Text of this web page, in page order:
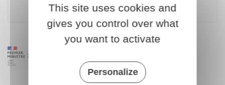
Ministère chargé des finances
This site uses cookies and
gives you control over what
you want to activate
Personalize